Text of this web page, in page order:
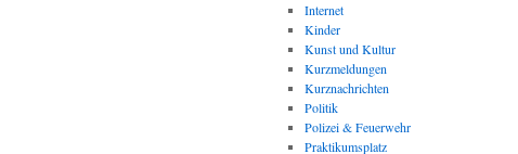
Internet
Kinder
Kunst und Kultur
Kurzmeldungen
Kurznachrichten
Politik
Polizei & Feuerwehr
Praktikumsplatz